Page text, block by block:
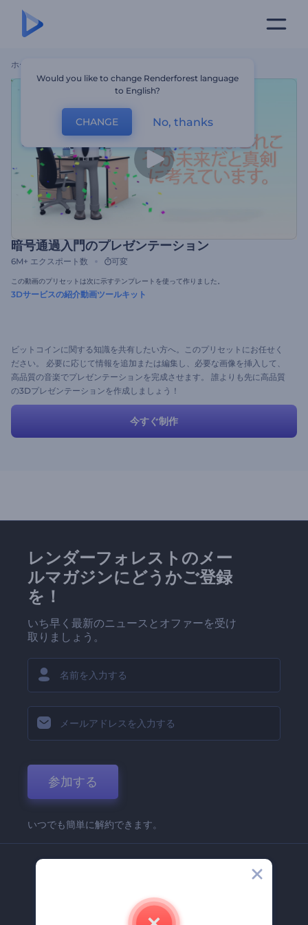
ホーム
暗号通過入門のプレゼンテーション
6M+ エクスポート数 可変
この動画のプリセットは次に示すテンプレートを使って作りました。
3Dサービスの紹介動画ツールキット
ビットコインに関する知識を共有したい方へ。このプリセットにお任せく
ださい。 必要に応じて情報を追加または編集し、必要な画像を挿入して、
高品質の音楽でプレゼンテーションを完成させます。 誰よりも先に高品質
の3Dプレゼンテーションを作成しましょう！
今すぐ制作
レンダーフォレストのメー
ルマガジンにどうかご登録
を！
いち早く最新のニュースとオファーを受け
取りましょう。
参加する
いつでも簡単に解約できます。
Renderforest 企業情報
お問い合わせ
Would you like to change Renderforest language
to English?
CHANGE No, thanks